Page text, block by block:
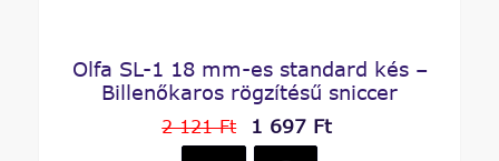
Olfa SL-1 18 mm-es standard kés –
Billenőkaros rögzítésű sniccer
2 121 Ft 1 697 Ft